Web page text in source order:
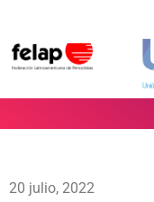
20 julio, 2022